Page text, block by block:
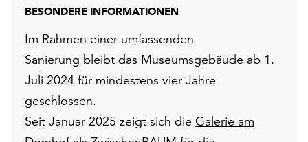
BESONDERE INFORMATIONEN
Im Rahmen einer umfassenden
Sanierung bleibt das Museumsgebäude ab 1.
Juli 2024 für mindestens vier Jahre
geschlossen.
Seit Januar 2025 zeigt sich die Galerie am